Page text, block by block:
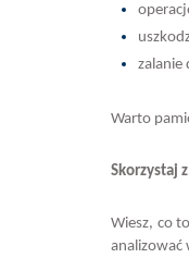
zalanie
Warto
Skorzystaj
Wiesz, co
analizować